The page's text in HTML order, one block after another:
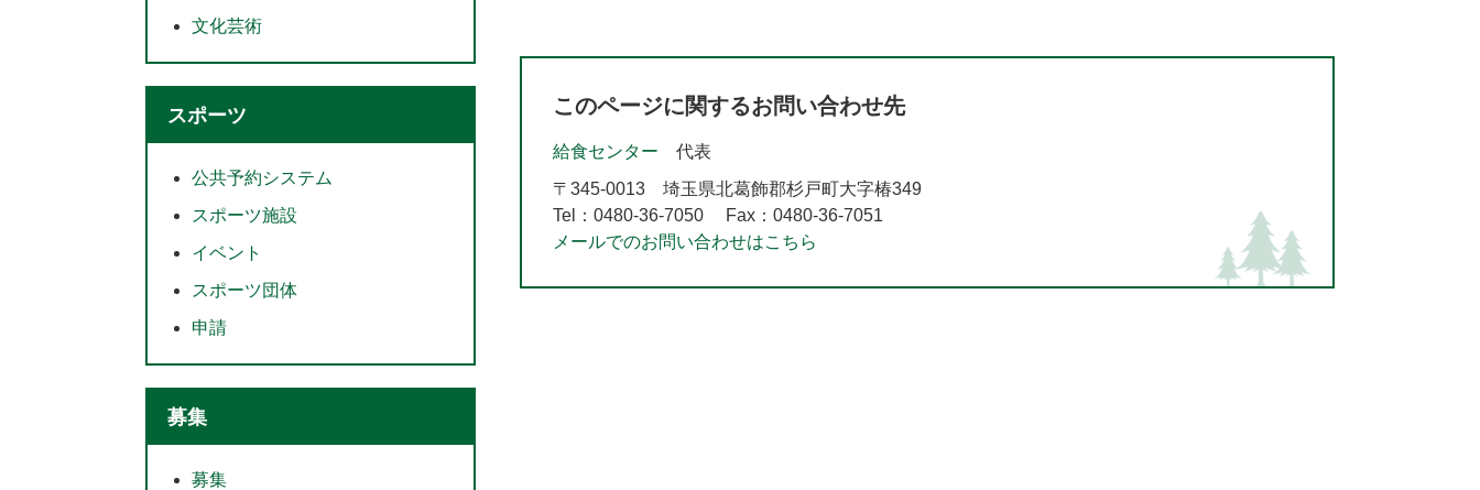
このページに関するお問い合わせ先
給食センター
代表
〒345-0013
埼玉県北葛飾郡杉戸町大字椿349
Tel：0480-36-7050
Fax：0480-36-7051
メールでのお問い合わせはこちら
文化芸術
スポーツ
公共予約システム
スポーツ施設
イベント
スポーツ団体
申請
募集
募集